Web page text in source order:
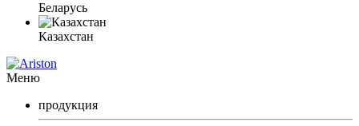
Беларусь
Казахстан
Меню
продукция